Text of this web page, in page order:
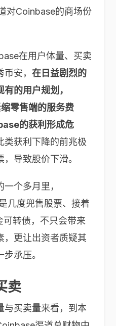
对Coinbase的商场份
在用户体量、买卖
安， 在日益剧烈的
的用户规划，
零售端的服务费
的获利形成危
类获利下降的前兆极
导致股价下滑。
个多月里，
几度兜售股票、接着
可转债，不只会带来
，更让出资者质疑其
承压。
卖
与买卖量来看，到本